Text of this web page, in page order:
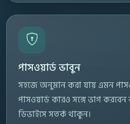
পাসওয়ার্ড ভাবুন
সহজে অনুমান করা যায় এমন
পাসওয়ার্ড কারও সঙ্গে ভাগ
ডিভাইসে সতর্ক থাকুন।